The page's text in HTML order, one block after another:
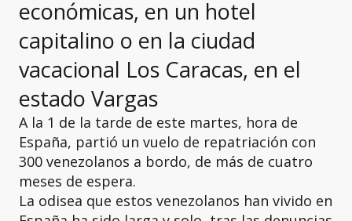
económicas, en un hotel
capitalino o en la ciudad
vacacional Los Caracas, en el
estado Vargas
A la 1 de la tarde de este martes, hora de
España, partió un vuelo de repatriación con
300 venezolanos a bordo, de más de cuatro
meses de espera.
La odisea que estos venezolanos han vivido en